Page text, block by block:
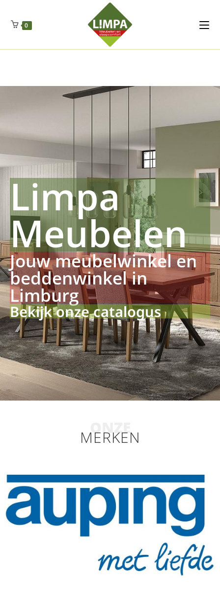
Regenschut
Drueckerpro
Fettsauren Dekemax Kapselmed
Luftkuhlen Zauberfan Netzfenste Insektensc
0
Limpa
Meubelen
Jouw meubelwinkel en
beddenwinkel in
Limburg
Bekijk onze catalogus
ONZE
MERKEN